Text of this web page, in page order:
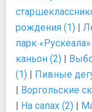
рождения (1) |
парк
каньон (2) |
(1) | Пивные
| Воргольские
| На сапах (2) |